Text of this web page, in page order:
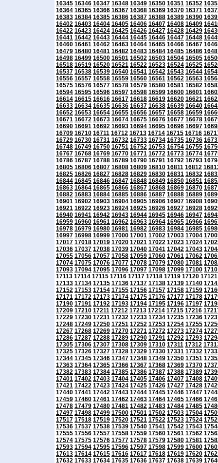
16345 16346 16347 16348 16349 16350 16351 16352
16364 16365 16366 16367 16368 16369 16370 16371
16383 16384 16385 16386 16387 16388 16389 16390
16402 16403 16404 16405 16406 16407 16408 16409
16422 16423 16424 16425 16426 16427 16428 16429
16441 16442 16443 16444 16445 16446 16447 16448
16460 16461 16462 16463 16464 16465 16466 16467
16479 16480 16481 16482 16483 16484 16485 16486
16498 16499 16500 16501 16502 16503 16504 16505
16518 16519 16520 16521 16522 16523 16524 16525
16537 16538 16539 16540 16541 16542 16543 16544
16556 16557 16558 16559 16560 16561 16562 16563
16575 16576 16577 16578 16579 16580 16581 16582
16594 16595 16596 16597 16598 16599 16600 16601
16614 16615 16616 16617 16618 16619 16620 16621
16633 16634 16635 16636 16637 16638 16639 16640
16652 16653 16654 16655 16656 16657 16658 16659
16671 16672 16673 16674 16675 16676 16677 16678
16690 16691 16692 16693 16694 16695 16696 16697
16709 16710 16711 16712 16713 16714 16715 16716
16729 16730 16731 16732 16733 16734 16735 16736
16748 16749 16750 16751 16752 16753 16754 16755
16767 16768 16769 16770 16771 16772 16773 16774
16786 16787 16788 16789 16790 16791 16792 16793
16805 16806 16807 16808 16809 16810 16811 16812
16825 16826 16827 16828 16829 16830 16831 16832
16844 16845 16846 16847 16848 16849 16850 16851
16863 16864 16865 16866 16867 16868 16869 16870
16882 16883 16884 16885 16886 16887 16888 16889
16901 16902 16903 16904 16905 16906 16907 16908
16921 16922 16923 16924 16925 16926 16927 16928
16940 16941 16942 16943 16944 16945 16946 16947
16959 16960 16961 16962 16963 16964 16965 16966
16978 16979 16980 16981 16982 16983 16984 16985
16997 16998 16999 17000 17001 17002 17003 17004
17017 17018 17019 17020 17021 17022 17023 17024
17036 17037 17038 17039 17040 17041 17042 17043
17055 17056 17057 17058 17059 17060 17061 17062
17074 17075 17076 17077 17078 17079 17080 17081
17093 17094 17095 17096 17097 17098 17099 17100
17113 17114 17115 17116 17117 17118 17119 17120 17121
17133 17134 17135 17136 17137 17138 17139 17140
17152 17153 17154 17155 17156 17157 17158 17159
17171 17172 17173 17174 17175 17176 17177 17178
17190 17191 17192 17193 17194 17195 17196 17197
17209 17210 17211 17212 17213 17214 17215 17216
17229 17230 17231 17232 17233 17234 17235 17236
17248 17249 17250 17251 17252 17253 17254 17255
17267 17268 17269 17270 17271 17272 17273 17274
17286 17287 17288 17289 17290 17291 17292 17293
17305 17306 17307 17308 17309 17310 17311 17312
17325 17326 17327 17328 17329 17330 17331 17332
17344 17345 17346 17347 17348 17349 17350 17351
17363 17364 17365 17366 17367 17368 17369 17370
17382 17383 17384 17385 17386 17387 17388 17389
17401 17402 17403 17404 17405 17406 17407 17408
17421 17422 17423 17424 17425 17426 17427 17428
17440 17441 17442 17443 17444 17445 17446 17447
17459 17460 17461 17462 17463 17464 17465 17466
17478 17479 17480 17481 17482 17483 17484 17485
17497 17498 17499 17500 17501 17502 17503 17504
17517 17518 17519 17520 17521 17522 17523 17524
17536 17537 17538 17539 17540 17541 17542 17543
17555 17556 17557 17558 17559 17560 17561 17562
17574 17575 17576 17577 17578 17579 17580 17581
17593 17594 17595 17596 17597 17598 17599 17600
17613 17614 17615 17616 17617 17618 17619 17620
17632 17633 17634 17635 17636 17637 17638 17639